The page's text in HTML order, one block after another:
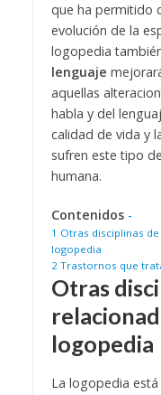
que ha permitido
evolución de la
logopedia
lenguaje
aquellas
habla y del
calidad de vida y
sufren este tipo
humana.
Contenidos -
1 Otras disciplinas
logopedia
2 Trastornos que
Otras
logopedia
La logopedia